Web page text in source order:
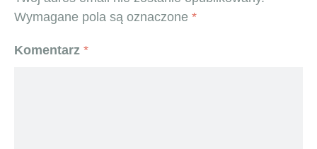
Wymagane pola są oznaczone *
Komentarz *